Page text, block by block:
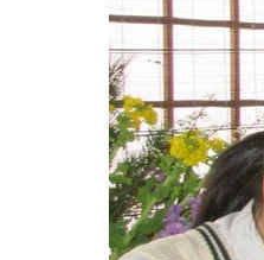
パワースポット